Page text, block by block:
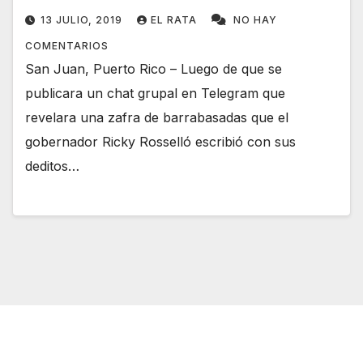
13 JULIO, 2019 EL RATA NO HAY
COMENTARIOS
San Juan, Puerto Rico – Luego de que se
publicara un chat grupal en Telegram que
revelara una zafra de barrabasadas que el
gobernador Ricky Rosselló escribió con sus
deditos…